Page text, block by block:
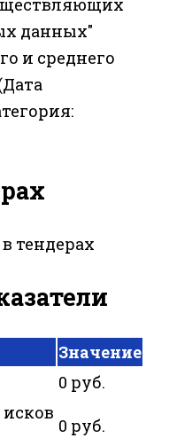
данных"
и среднего
тендерах
Значение
0 руб.
0 руб.